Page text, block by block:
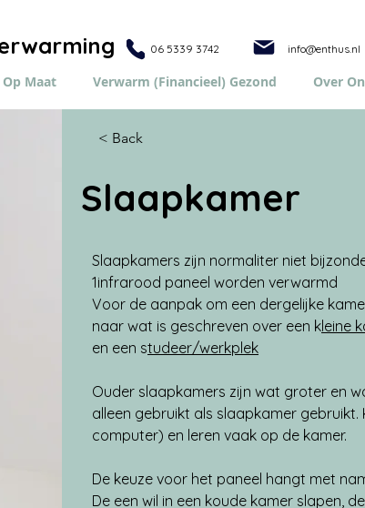
06 5339 3742 info@enthus.nl
Maat Verwarm (Financieel) Gezond Over
< Back
Slaapkamer
Slaapkamers zijn normaliter niet
1infrarood paneel worden verwarmd
Voor de aanpak om een dergelijke
naar wat is geschreven over een kleine
en een studeer/werkplek
Ouder slaapkamers zijn wat groter en
alleen gebruikt als slaapkamer gebruikt.
computer) en leren vaak op de kamer.
De keuze voor het paneel hangt met
De een wil in een koude kamer slapen,